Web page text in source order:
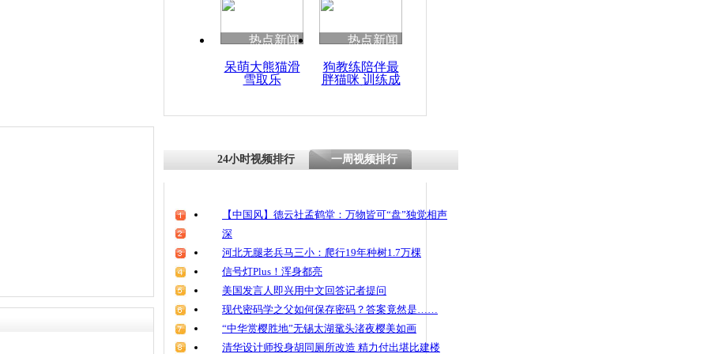
热点新闻
呆萌大熊猫滑
雪取乐
热点新闻
狗教练陪伴最
胖猫咪 训练成
24小时视频排行 一周视频排行
【中国风】德云社孟鹤堂：万物皆可“盘”独觉相声
深
河北无腿老兵马三小：爬行19年种树1.7万棵
信号灯Plus！浑身都亮
美国发言人即兴用中文回答记者提问
现代密码学之父如何保存密码？答案竟然是……
“中华赏樱胜地”无锡太湖鼋头渚夜樱美如画
清华设计师投身胡同厕所改造 精力付出堪比建楼